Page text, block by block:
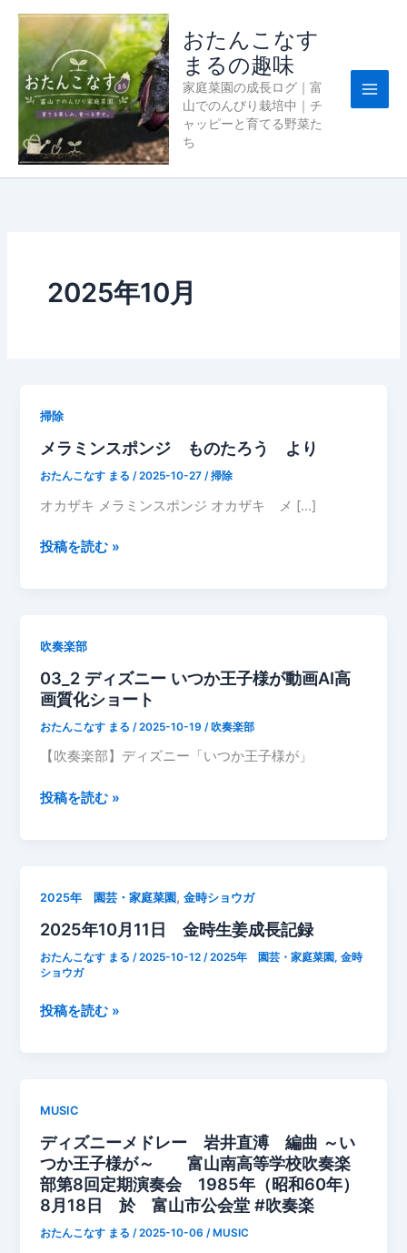
おたんこなす
まるの趣味
家庭菜園の成長ログ｜富
山でのんびり栽培中｜チ
ャッピーと育てる野菜た
ち
2025年10月
掃除
メラミンスポンジ ものたろう より
おたんこなす まる /2025-10-27 /掃除
オカザキ メラミンスポンジ オカザキ メ […]
メ
ポ
ン
ジ
も
た
う
投稿を読む »
吹奏楽部
03_2 ディズニー いつか王子様が動画AI高
画質化ショート
おたんこなす まる /2025-10-19 /吹奏楽部
【吹奏楽部】ディズニー「いつか王子様が」
03_2
ー
い
つ
か
子
画
高
画
質
化
シ
投稿を読む »
2025年 園芸・家庭菜園 ,金時ショウガ
2025年10月11日 金時生姜成長記録
おたんこなす まる /2025-10-12 /2025年 園芸・家庭菜園,金時
ショウガ
2025
日
金
時
生
姜
成
投稿を読む »
MUSIC
ディズニーメドレー 岩井直溥 編曲 ～い
つか王子様が～ 富山南高等学校吹奏楽
部第8回定期演奏会 1985年（昭和60年）
8月18日 於 富山市公会堂 #吹奏楽
おたんこなす まる /2025-10-06 /MUSIC